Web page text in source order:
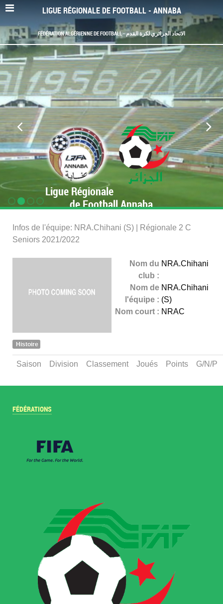
LIGUE RÉGIONALE DE FOOTBALL - ANNABA
FÉDÉRATION ALGÉRIENNE DE FOOTBALL - الاتحاد الجزائري لكرة القدم
Ligue Régionale
de Football Annaba
Infos de l'équipe: NRA.Chihani (S) | Régionale 2 C
Seniors 2021/2022
Nom du
club :
NRA.Chihani
Nom de
l'équipe :
NRA.Chihani
(S)
Nom court : NRAC
Histoire
Saison Division Classement Joués Points G/N/P
FÉDÉRATIONS